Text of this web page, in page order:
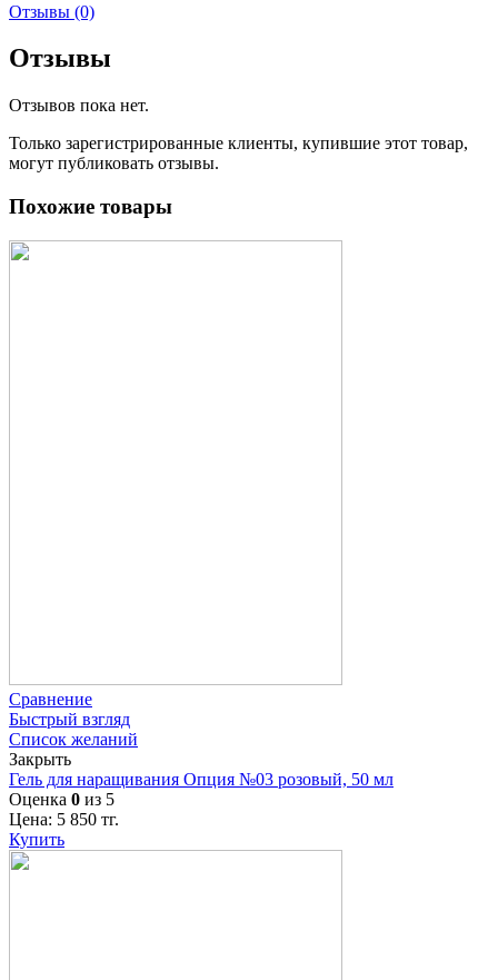
Отзывы (0)
Отзывы
Отзывов пока нет.
Только зарегистрированные клиенты, купившие этот товар,
могут публиковать отзывы.
Похожие товары
Сравнение
Быстрый взгляд
Список желаний
Закрыть
Гель для наращивания Опция №03 розовый, 50 мл
Оценка 0 из 5
Цена: 5 850 тг.
Купить